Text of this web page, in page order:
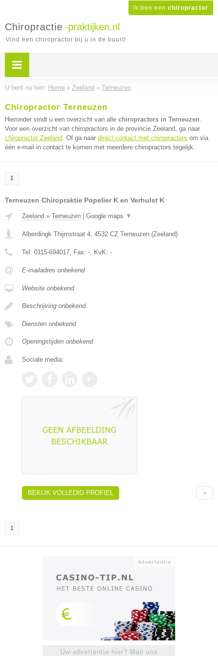
Ik ben een chiropractor
Chiropractie -praktijken.nl
Vind een chiropractor bij u in de buurt!
U bent nu hier: Home » Zeeland » Terneuzen
Chiropractor Terneuzen
Hieronder vindt u een overzicht van alle chiropractors in Terneuzen.
Voor een overzicht van chiropractors in de provincie Zeeland, ga naar
chiropractor Zeeland. Of ga naar direct contact met chiropractors om via
één e-mail in contact te komen met meerdere chiropractors tegelijk.
1
Terneuzen Chiropraktie Popelier K en Verhulst K
Zeeland » Terneuzen Google maps ▼
Alberdingk Thijmstraat 4, 4532 CZ Terneuzen (Zeeland)
Tel: 0115-694017, Fax: -, KvK: -
E-mailadres onbekend
Website onbekend
Beschrijving onbekend
Diensten onbekend
Openingstijden onbekend
Sociale media:
BEKIJK VOLLEDIG PROFIEL
1
Uw advertentie hier? Mail ons